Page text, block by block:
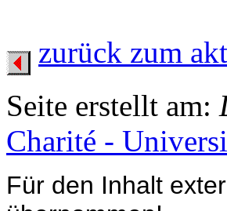
zurück zum
Seite erstellt am:
Charité -
Für den Inhalt